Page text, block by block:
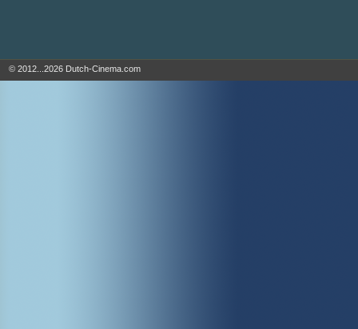
© 2012...2026 Dutch-Cinema.com